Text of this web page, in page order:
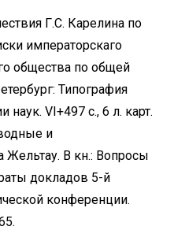
Г.С. Карелина по
императорскаго
общества по общей
Типография
VI+497 c., 6 л. карт.
и
В кн.: Вопросы
докладов 5-й
конференции.